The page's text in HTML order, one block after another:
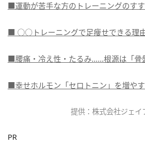
■運動が苦手な方のトレーニングのす
■ ○○トレーニングで足痩せできる理
■腰痛・冷え性・たるみ……根源は「骨
■幸せホルモン「セロトニン」を増や
提供：株式会社ジェイ
PR